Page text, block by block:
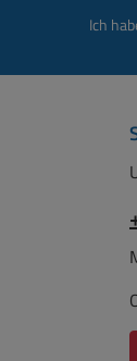
Ich